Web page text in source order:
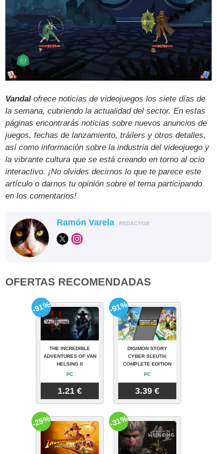
Vandal ofrece noticias de videojuegos los siete días de
la semana, cubriendo la actualidad del sector. En estas
páginas encontrarás noticias sobre nuevos anuncios de
juegos, fechas de lanzamiento, tráilers y otros detalles,
así como información sobre la industria del videojuego y
la vibrante cultura que se está creando en torno al ocio
interactivo. ¡No olvides decirnos lo que te parece este
artículo o darnos tu opinión sobre el tema participando
en los comentarios!
Ramón Varela REDACTOR
OFERTAS RECOMENDADAS
THE INCREDIBLE
ADVENTURES OF VAN
HELSING II
PC
1.21 €
-91%
DIGIMON STORY
CYBER SLEUTH:
COMPLETE EDITION
PC
3.39 €
-91%
-25% -31%